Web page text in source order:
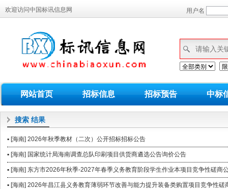
用户名
欢迎访问中国标讯信息网
网站首页 招标信息 招标预告 中标
搜索 结果
▪ [海南] 2026年秋季教材（二次）公开招标招标公告
▪ [海南] 国家统计局海南调查总队印刷项目供货商遴选公告询价公告
▪ [海南] 东方市2026年秋季-2027年春季义务教育阶段学生作业本项目竞争性磋商
▪ [海南] 2026年昌江县义务教育薄弱环节改善与能力提升装备类购置项目竞争性磋